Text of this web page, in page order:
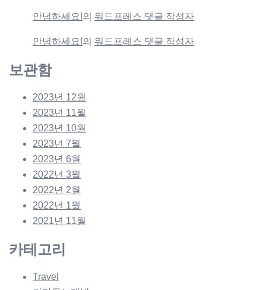
안녕하세요!의 워드프레스 댓글 작성자
안녕하세요!의 워드프레스 댓글 작성자
보관함
2023년 12월
2023년 11월
2023년 10월
2023년 7월
2023년 6월
2022년 3월
2022년 2월
2022년 1월
2021년 11월
카테고리
Travel